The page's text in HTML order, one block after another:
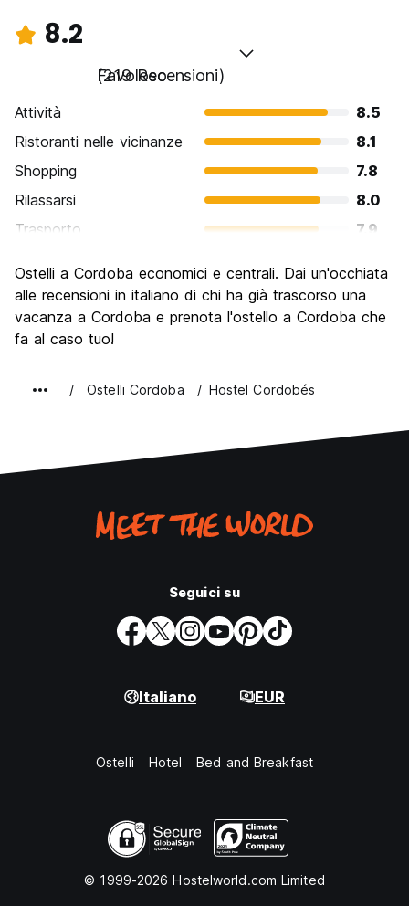
8.2
Favoloso
(219 Recensioni)
Attività
8.5
Ristoranti nelle vicinanze
8.1
Shopping
7.8
Rilassarsi
8.0
Trasporto
7.9
Luoghi di interesse culturale
8.7
Festa / Vita notturna
8.3
Qualita' Prezzo
Ostelli a Cordoba economici e centrali. Dai un'occhiata
alle recensioni in italiano di chi ha già trascorso una
vacanza a Cordoba e prenota l'ostello a Cordoba che
fa al caso tuo!
Ostelli Cordoba Hostel Cordobés
Seguici su
Italiano EUR
Ostelli Hotel Bed and Breakfast
© 1999-2026 Hostelworld.com Limited